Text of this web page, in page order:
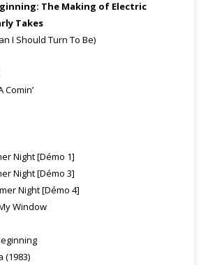
The Making of Electric
Takes
I Should Turn To Be)
Night [Démo 1]
Night [Démo 3]
Night [Démo 4]
Window
(1983)